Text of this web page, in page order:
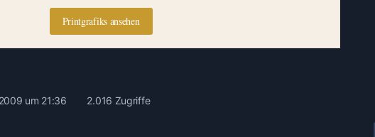
Printgrafiks ansehen
um 21:36 2.016 Zugriffe